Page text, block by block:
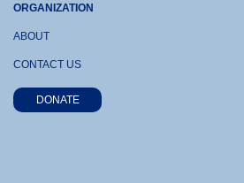
ORGANIZATION
ABOUT
CONTACT US
DONATE